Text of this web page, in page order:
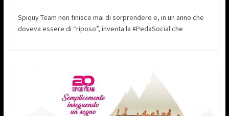
Spiquy Team non finisce mai di sorprendere e, in un anno che
doveva essere di “riposo”, inventa la #PedaSocial che